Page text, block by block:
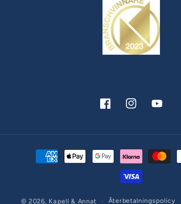
FacebookInstagramYouTube
Betalningsmetoder
© 2026, Kapell & Annat Återbetalningspolicy